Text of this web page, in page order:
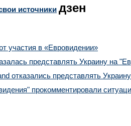
источники дзен
участия в «Евровидении»
представлять Украину на
отказались представлять
прокомментировали